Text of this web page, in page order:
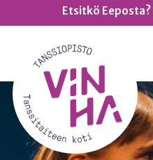
Etsitkö Eeposta?